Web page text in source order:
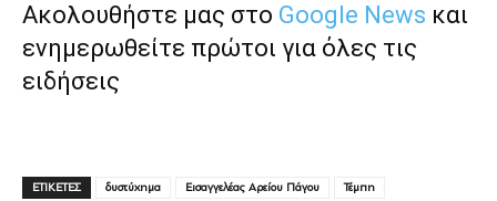
Ακολουθήστε μας στο Google News και
ενημερωθείτε πρώτοι για όλες τις
ειδήσεις
ΕΤΙΚΕΤΕΣ δυστύχημα Εισαγγελέας Αρείου Πάγου Τέμπη